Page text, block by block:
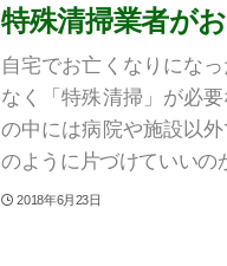
特殊清掃業者が
自宅でお亡くなりにな
なく「特殊清掃」が必
の中には病院や施設以
のように片づけていいの
2018年6月23日